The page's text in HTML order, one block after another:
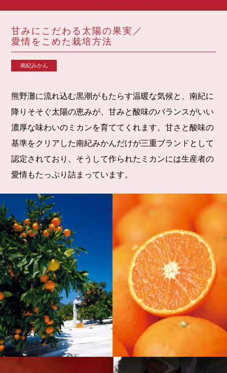
甘みにこだわる太陽の果実／
愛情をこめた栽培方法
南紀みかん
熊野灘に流れ込む黒潮がもたらす温暖な気候と、南紀に
降りそそぐ太陽の恵みが、甘みと酸味のバランスがいい
濃厚な味わいのミカンを育ててくれます。甘さと酸味の
基準をクリアした南紀みかんだけが三重ブランドとして
認定されており、そうして作られたミカンには生産者の
愛情もたっぷり詰まっています。